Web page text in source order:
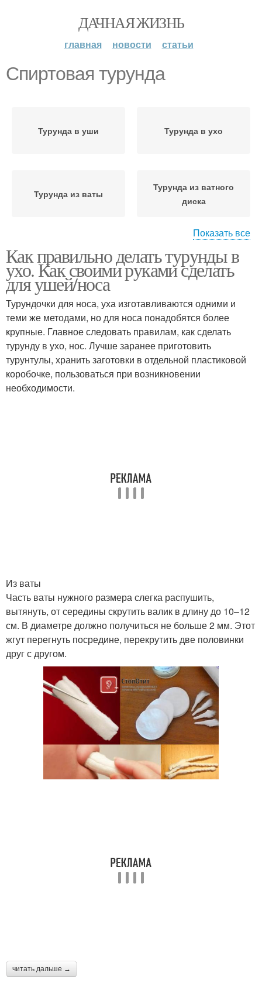
ДАЧНАЯ ЖИЗНЬ
главная новости статьи
Спиртовая турунда
Турунда в уши Турунда в ухо
Турунда из ваты
Турунда из ватного
диска
Турунда из марли Турунда в нос
Ватные турунды Турунда из бинта
Турунда для маленьких
Турунда с борной
Показать все
Как правильно делать турунды в
ухо. Как своими руками сделать
для ушей/носа
Турундочки для носа, уха изготавливаются одними и
теми же методами, но для носа понадобятся более
крупные. Главное следовать правилам, как сделать
турунду в ухо, нос. Лучше заранее приготовить
турунтулы, хранить заготовки в отдельной пластиковой
коробочке, пользоваться при возникновении
необходимости.
Из ваты
Часть ваты нужного размера слегка распушить,
вытянуть, от середины скрутить валик в длину до 10–12
см. В диаметре должно получиться не больше 2 мм. Этот
жгут перегнуть посредине, перекрутить две половинки
друг с другом.
читать дальше →